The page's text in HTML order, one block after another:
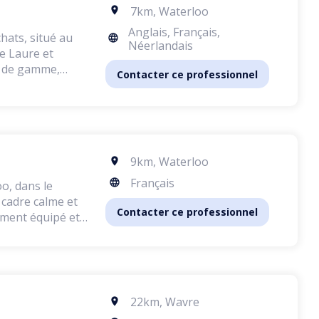
situé au
gamme,
la coupe des
est de
des produits
de
7km, Waterloo
Anglais, Français,
Néerlandais
Contacter ce professionnel
dans le
calme et
équipé et
9km, Waterloo
Français
Contacter ce professionnel
22km, Wavre